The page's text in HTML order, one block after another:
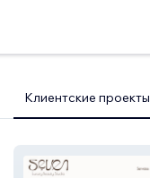
Клиентские проекты